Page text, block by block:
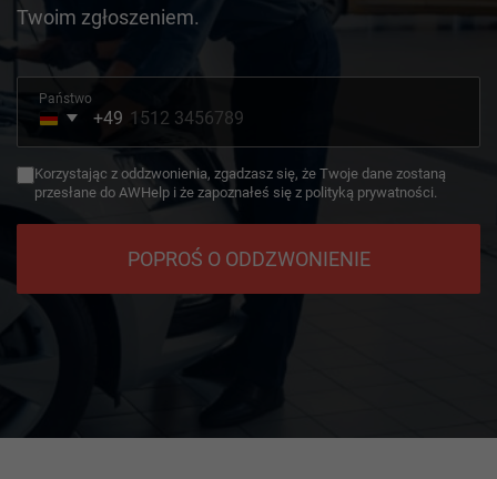
Twoim zgłoszeniem.
Państwo
Germany
+49
+49
Korzystając z oddzwonienia, zgadzasz się, że Twoje dane zostaną
przesłane do AWHelp i że zapoznałeś się z polityką prywatności.
POPROŚ O ODDZWONIENIE